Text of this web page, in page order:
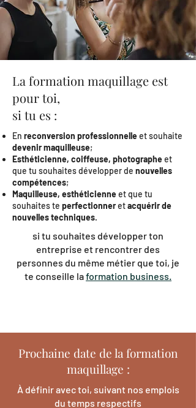
La formation maquillage est
pour toi,
si tu es :
En reconversion professionnelleet souhaite
devenir maquilleuse;
Esthéticienne, coiffeuse, photographeet
que tu souhaites développer de nouvelles
compétences;
Maquilleuse, esthéticienneet que tu
souhaites te perfectionneretacquérir de
nouvelles techniques.
si tu souhaites développer ton
entreprise et rencontrer des
personnes du même métier que toi, je
te conseille laformation business.
Prochaine date de la formation
maquillage :
À définir avec toi, suivant nos emplois
du temps respectifs